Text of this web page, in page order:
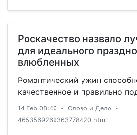
Роскачество назвало
для идеального
влюбленных
Романтический ужин
качественное и правильно
14 Feb 08:46 • Слово и Дело •
4653569269363778420.html